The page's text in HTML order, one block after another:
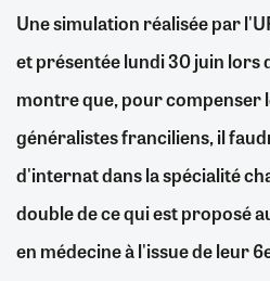
Une simulation réalisée par
et présentée lundi 30 juin lors
montre que, pour compenser
généralistes franciliens, il
d'internat dans la spécialité
double de ce qui est proposé
en médecine à l'issue de leur